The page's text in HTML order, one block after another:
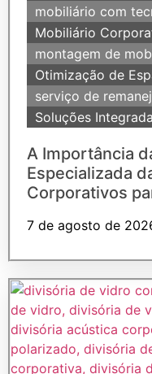
mobiliário com
Mobiliário
montagem de
Otimização de
serviço de
Soluções
A Importância
Especializada
Corporativos
7 de agosto de